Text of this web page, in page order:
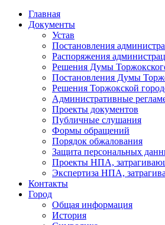
Главная
Документы
Устав
Постановления
Распоряжения
Решения Думы
Постановления Думы
Решения Торжокской
Административные
Проекты документов
Публичные слушания
Формы обращений
Порядок обжалования
Защита персональных
Проекты НПА,
Экспертиза НПА,
Контакты
Город
Общая информация
История